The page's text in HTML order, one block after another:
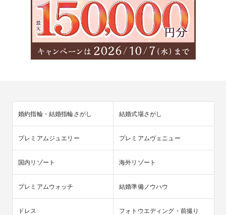
婚約指輪・結婚指輪さがし 結婚式場さがし
プレミアムジュエリー プレミアムヴェニュー
国内リゾート 海外リゾート
プレミアムウォッチ 結婚準備ノウハウ
ドレス フォトウエディング・前撮り